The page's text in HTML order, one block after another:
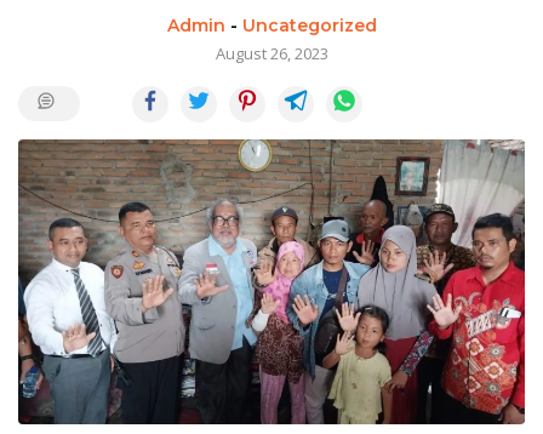
Admin - Uncategorized
August 26, 2023